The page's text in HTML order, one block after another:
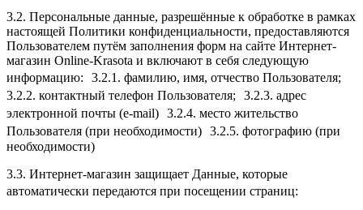
3.2. Персональные данные, разрешённые к обработке в рамках
настоящей Политики конфиденциальности, предоставляются
Пользователем путём заполнения форм на сайте Интернет-
магазин Online-Krasota и включают в себя следующую
информацию: 3.2.1. фамилию, имя, отчество Пользователя;
3.2.2. контактный телефон Пользователя; 3.2.3. адрес
электронной почты (e-mail) 3.2.4. место жительство
Пользователя (при необходимости) 3.2.5. фотографию (при
необходимости)
3.3. Интернет-магазин защищает Данные, которые
автоматически передаются при посещении страниц: